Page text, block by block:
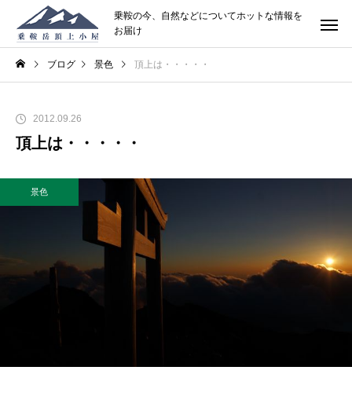
乗鞍の今、自然などについてホットな情報を
お届け
ブログ 景色 頂上は・・・・・
2012.09.26
頂上は・・・・・
景色